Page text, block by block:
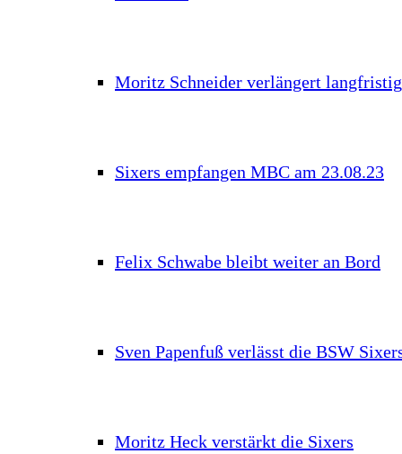
Moritz Schneider verlängert langfristig
Sixers empfangen MBC am 23.08.23
Felix Schwabe bleibt weiter an Bord
Sven Papenfuß verlässt die BSW
Moritz Heck verstärkt die Sixers